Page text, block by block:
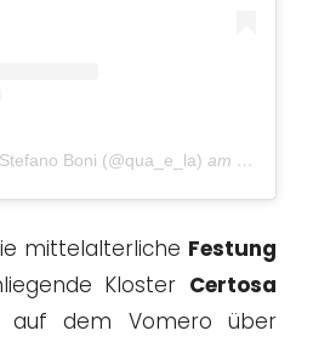
Boni (@qua_e_la) am Okt 31,
mittelalterliche Festung
Kloster Certosa
auf dem Vomero über